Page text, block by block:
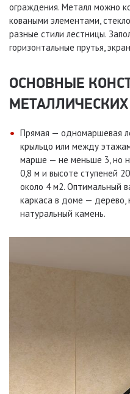
ограждения. Металл можно
коваными элементами,
разные стили лестницы.
горизонтальные прутья,
ОСНОВНЫЕ
Прямая — одномаршевая
крыльцо или между
марше — не меньше 3, но
0,8 м и высоте ступеней
около 4 м2. Оптимальный
каркаса в доме — дерево,
натуральный камень.